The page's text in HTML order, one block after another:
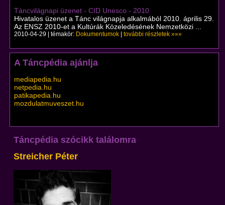
Táncvilágnapi üzenet - CID Unesco - 2010
Hivatalos üzenet a Tánc világnapja alkalmából 2010. április 29.
Az ENSZ 2010-et a Kultúrák Közeledésének Nemzetközi ...
2010-04-29 | témakör: Dokumentumok| további részletek »»»
A Táncpédia ajánlja
mediapedia.hu
netpedia.hu
patikapedia.hu
mozdulatmuveszet.hu
Táncpédia szócikk találomra
Streicher Péter